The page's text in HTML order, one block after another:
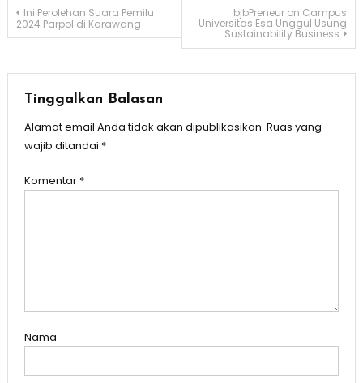
Navigasi
pos
Ini Perolehan Suara Pemilu
2024 Parpol di Karawang
bjbPreneur on Campus
Universitas Esa Unggul Usung
Sustainability Business
Tinggalkan Balasan
Alamat email Anda tidak akan dipublikasikan. Ruas yang
wajib ditandai *
Komentar *
Nama